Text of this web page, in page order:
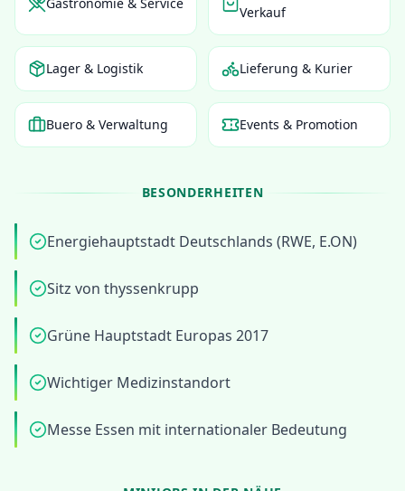
Verkauf
Lager & Logistik Lieferung & Kurier
Buero & Verwaltung Events & Promotion
BESONDERHEITEN
Energiehauptstadt Deutschlands (RWE, E.ON)
Sitz von thyssenkrupp
Grüne Hauptstadt Europas 2017
Wichtiger Medizinstandort
Messe Essen mit internationaler Bedeutung